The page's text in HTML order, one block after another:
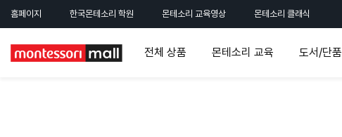
홈페이지 한국몬테소리 학원 몬테소리 교육영상 몬테소리 클래식
전체 상품 몬테소리 교육 도서/단품